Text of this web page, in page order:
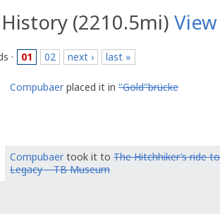
(2210.5mi)
· 01 02 next › last »
Compubaerplaced it in "Gold"brücke
Compubaer took it to The Hitchhiker’s ride to
Legacy – TB Museum